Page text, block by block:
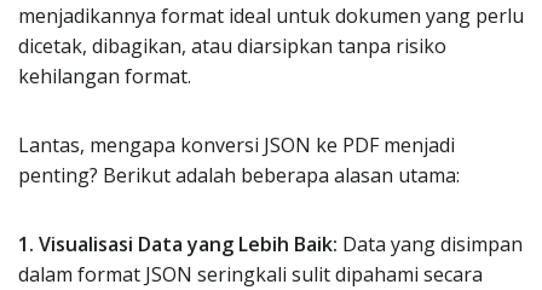
menjadikannya format ideal untuk dokumen yang perlu
dicetak, dibagikan, atau diarsipkan tanpa risiko
kehilangan format.
Lantas, mengapa konversi JSON ke PDF menjadi
penting? Berikut adalah beberapa alasan utama:
1. Visualisasi Data yang Lebih Baik: Data yang disimpan
dalam format JSON seringkali sulit dipahami secara